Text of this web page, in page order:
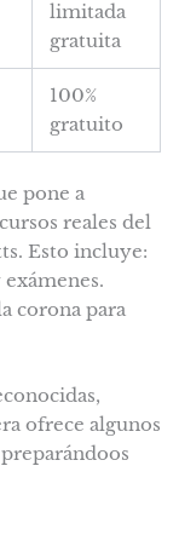
limitada
gratuita
100%
gratuito
pone a
reales del
Esto incluye:
corona para
ofrece algunos